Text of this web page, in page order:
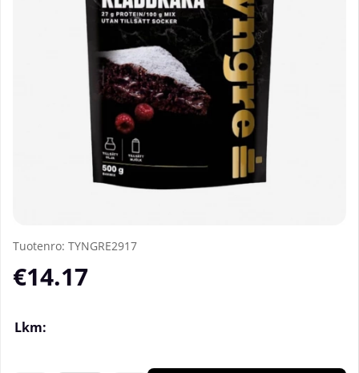
Tuotenro: TYNGRE2917
€14.17
Lkm: